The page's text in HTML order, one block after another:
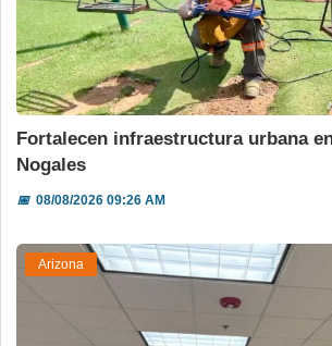
Fortalecen infraestructura urbana
Nogales
📅08/08/2026 09:26 AM
Arizona